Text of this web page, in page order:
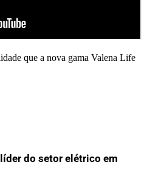
que a nova gama Valena Life
do setor elétrico em